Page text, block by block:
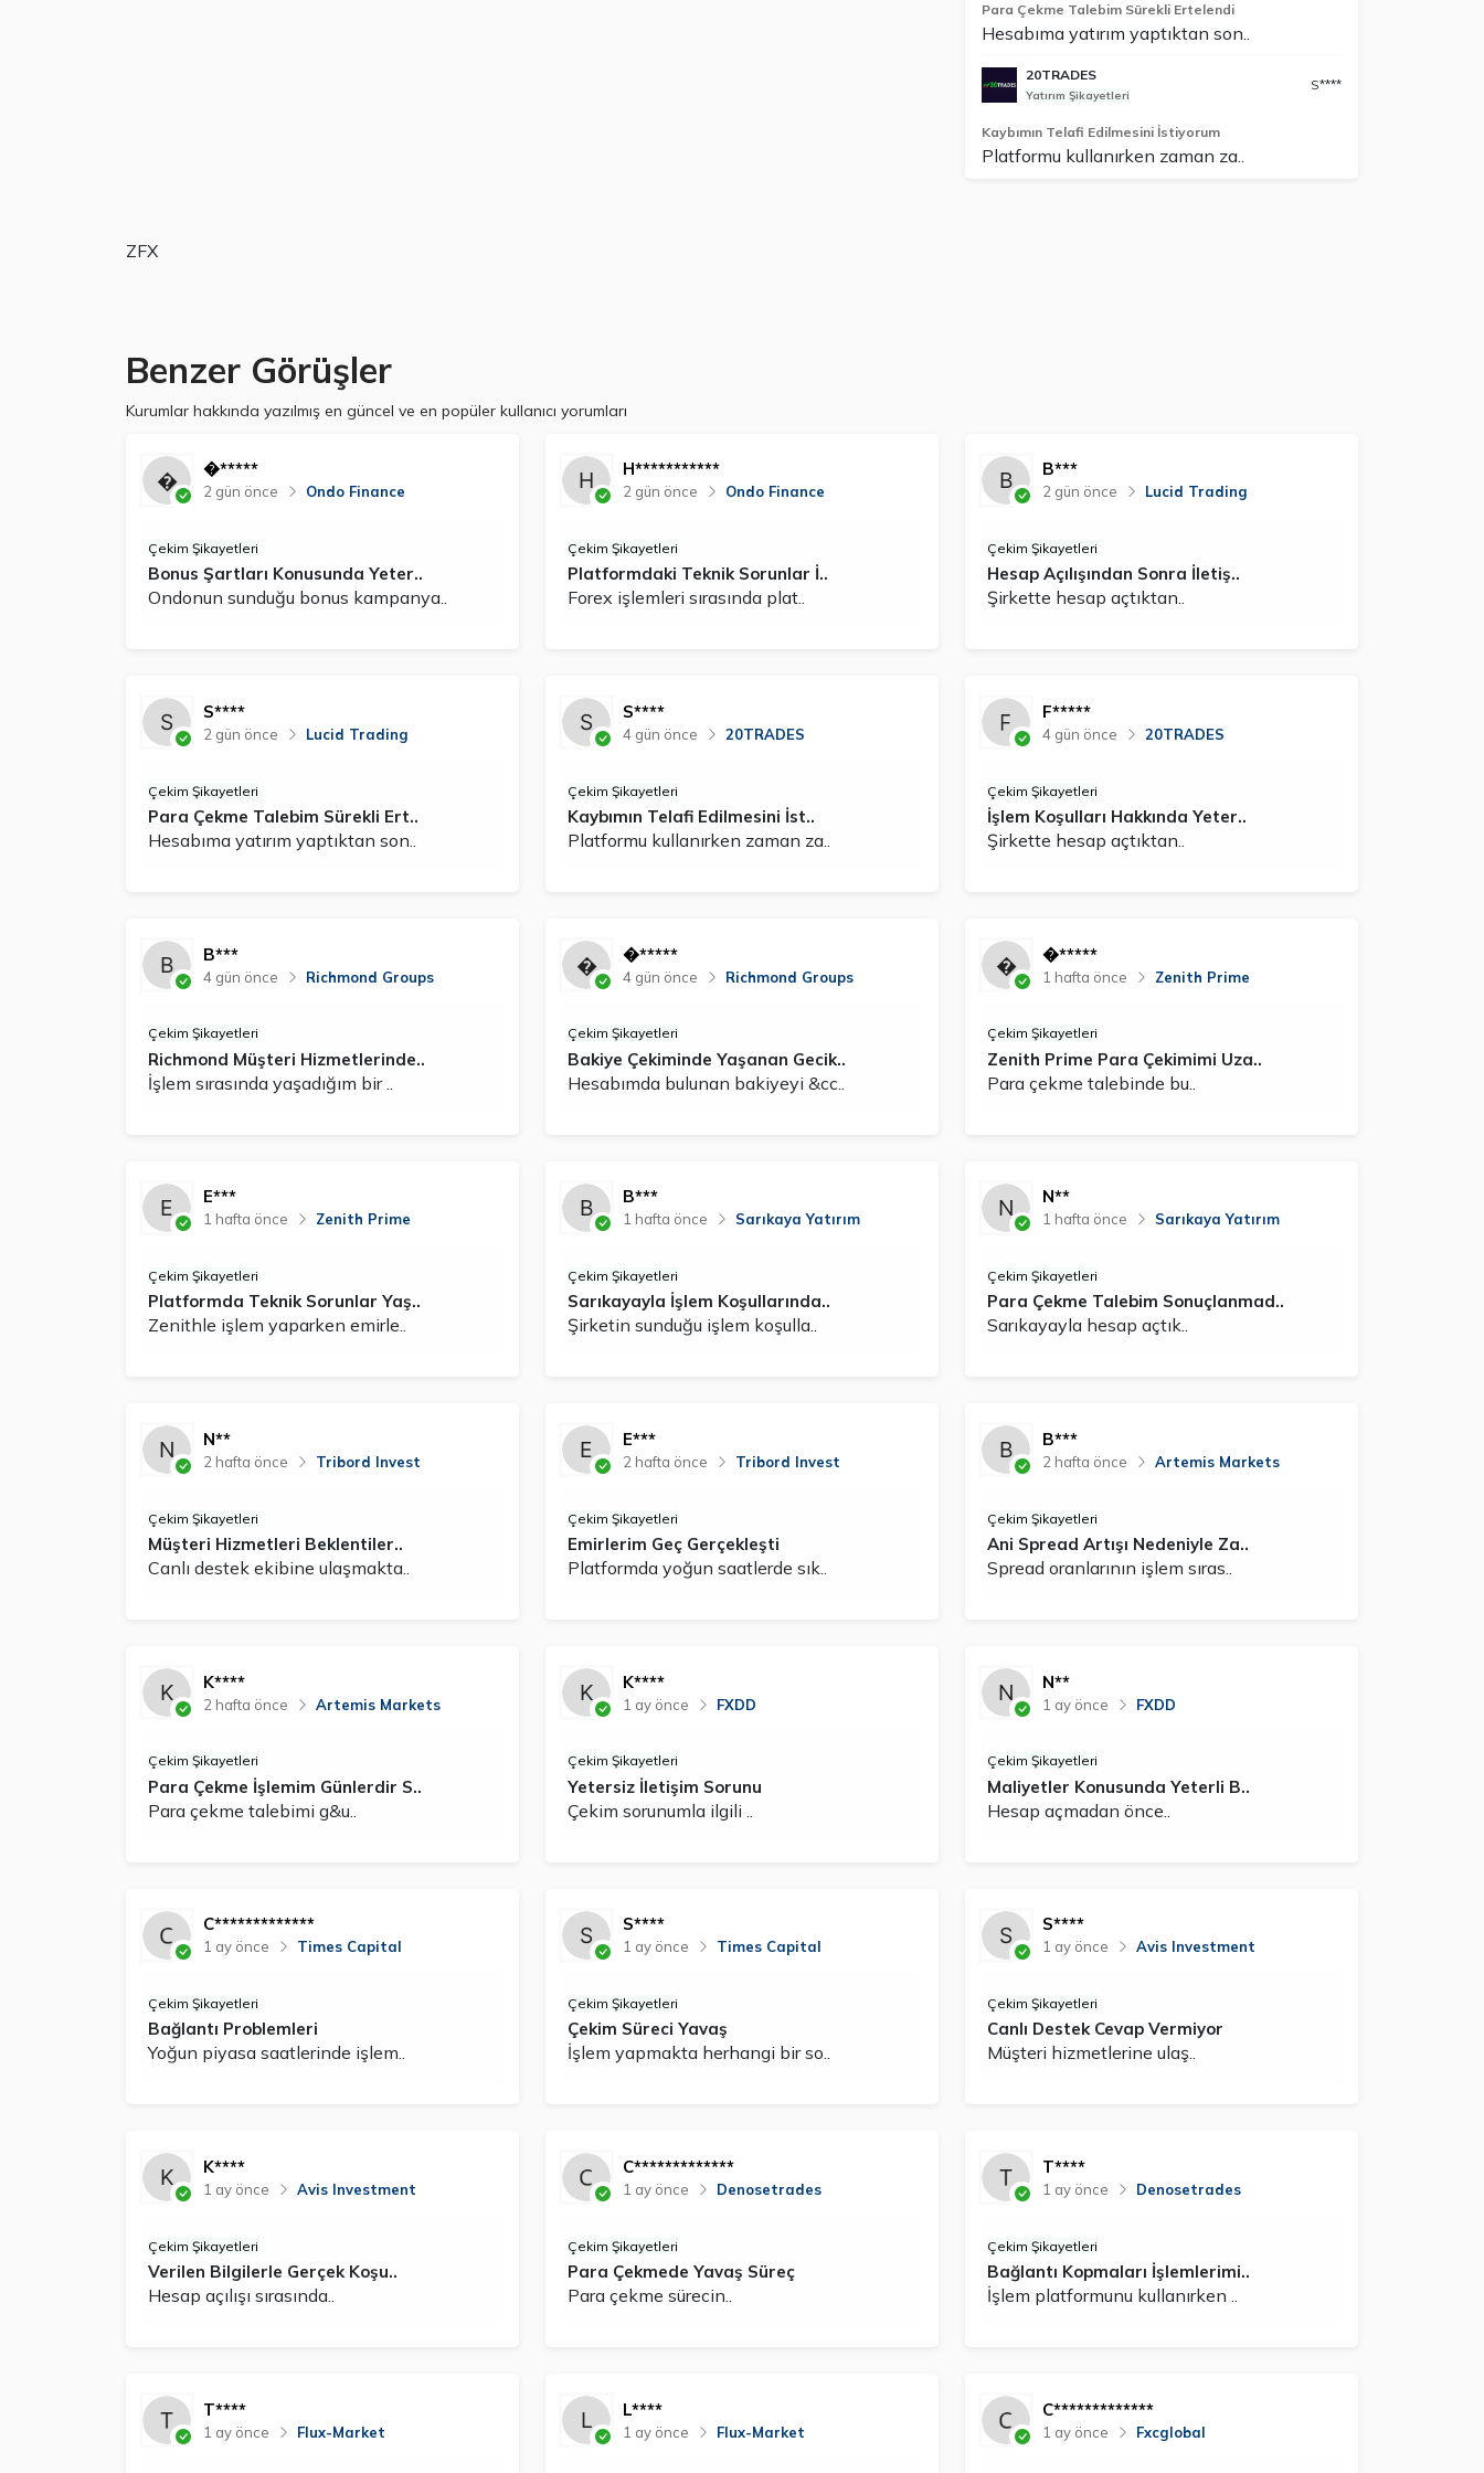
Para Çekme Talebim Sürekli Ertelendi
Hesabıma yatırım yaptıktan son..
20TRADES
Yatırım Şikayetleri
S****
Kaybımın Telafi Edilmesini İstiyorum
Platformu kullanırken zaman za..
ZFX
Benzer Görüşler
Kurumlar hakkında yazılmış en güncel ve en popüler kullanıcı yorumları
�*****
2 gün önce Ondo Finance
Çekim Şikayetleri
Bonus Şartları Konusunda Yeter..
Ondonun sunduğu bonus kampanya..
H***********
2 gün önce Ondo Finance
Çekim Şikayetleri
Platformdaki Teknik Sorunlar İ..
Forex işlemleri sırasında plat..
B***
2 gün önce Lucid Trading
Çekim Şikayetleri
Hesap Açılışından Sonra İletiş..
Şirkette hesap açtıktan..
S****
2 gün önce Lucid Trading
Çekim Şikayetleri
Para Çekme Talebim Sürekli Ert..
Hesabıma yatırım yaptıktan son..
S****
4 gün önce 20TRADES
Çekim Şikayetleri
Kaybımın Telafi Edilmesini İst..
Platformu kullanırken zaman za..
F*****
4 gün önce 20TRADES
Çekim Şikayetleri
İşlem Koşulları Hakkında Yeter..
Şirkette hesap açtıktan..
B***
4 gün önce Richmond Groups
Çekim Şikayetleri
Richmond Müşteri Hizmetlerinde..
İşlem sırasında yaşadığım bir ..
�*****
4 gün önce Richmond Groups
Çekim Şikayetleri
Bakiye Çekiminde Yaşanan Gecik..
Hesabımda bulunan bakiyeyi &cc..
�*****
1 hafta önce Zenith Prime
Çekim Şikayetleri
Zenith Prime Para Çekimimi Uza..
Para çekme talebinde bu..
E***
1 hafta önce Zenith Prime
Çekim Şikayetleri
Platformda Teknik Sorunlar Yaş..
Zenithle işlem yaparken emirle..
B***
1 hafta önce Sarıkaya Yatırım
Çekim Şikayetleri
Sarıkayayla İşlem Koşullarında..
Şirketin sunduğu işlem koşulla..
N**
1 hafta önce Sarıkaya Yatırım
Çekim Şikayetleri
Para Çekme Talebim Sonuçlanmad..
Sarıkayayla hesap açtık..
N**
2 hafta önce Tribord Invest
Çekim Şikayetleri
Müşteri Hizmetleri Beklentiler..
Canlı destek ekibine ulaşmakta..
E***
2 hafta önce Tribord Invest
Çekim Şikayetleri
Emirlerim Geç Gerçekleşti
Platformda yoğun saatlerde sık..
B***
2 hafta önce Artemis Markets
Çekim Şikayetleri
Ani Spread Artışı Nedeniyle Za..
Spread oranlarının işlem sıras..
K****
2 hafta önce Artemis Markets
Çekim Şikayetleri
Para Çekme İşlemim Günlerdir S..
Para çekme talebimi g&u..
K****
1 ay önce FXDD
Çekim Şikayetleri
Yetersiz İletişim Sorunu
Çekim sorunumla ilgili ..
N**
1 ay önce FXDD
Çekim Şikayetleri
Maliyetler Konusunda Yeterli B..
Hesap açmadan önce..
C*************
1 ay önce Times Capital
Çekim Şikayetleri
Bağlantı Problemleri
Yoğun piyasa saatlerinde işlem..
S****
1 ay önce Times Capital
Çekim Şikayetleri
Çekim Süreci Yavaş
İşlem yapmakta herhangi bir so..
S****
1 ay önce Avis Investment
Çekim Şikayetleri
Canlı Destek Cevap Vermiyor
Müşteri hizmetlerine ulaş..
K****
1 ay önce Avis Investment
Çekim Şikayetleri
Verilen Bilgilerle Gerçek Koşu..
Hesap açılışı sırasında..
C*************
1 ay önce Denosetrades
Çekim Şikayetleri
Para Çekmede Yavaş Süreç
Para çekme sürecin..
T****
1 ay önce Denosetrades
Çekim Şikayetleri
Bağlantı Kopmaları İşlemlerimi..
İşlem platformunu kullanırken ..
T****
1 ay önce Flux-Market
L****
1 ay önce Flux-Market
C*************
1 ay önce Fxcglobal